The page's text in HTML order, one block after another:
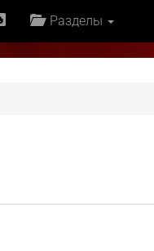
Разделы